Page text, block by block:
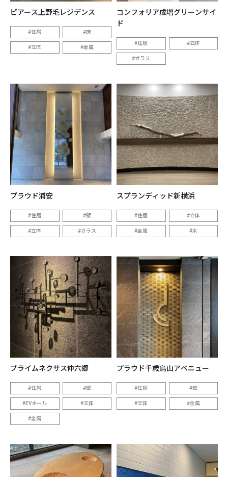
ピアース上野毛レジデンス
住居 床
立体 金属
コンフォリア成増グリーンサイ
ド
住居 立体
ガラス
プラウド浦安
住居 壁
立体 ガラス
スプランディッド新横浜
住居 立体
金属 木
プライムネクサス仲六郷
住居 壁
EVホール 立体
金属
プラウド千歳烏山アベニュー
住居 壁
立体 金属